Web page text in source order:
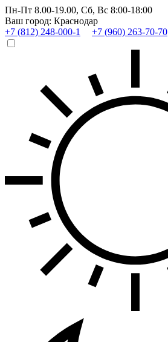
Пн-Пт 8.00-19.00, Сб, Вс 8:00-18:00
Ваш город: Краснодар
+7 (812) 248-000-1
+7 (960) 263-70-70